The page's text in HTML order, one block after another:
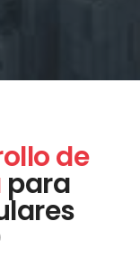
de
para